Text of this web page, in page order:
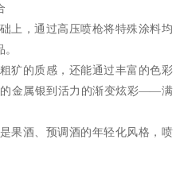
上，通过高压喷枪将特殊涂料均
犷的质感，还能通过丰富的色彩
金属银到活力的渐变炫彩——满
果酒、预调酒的年轻化风格，喷